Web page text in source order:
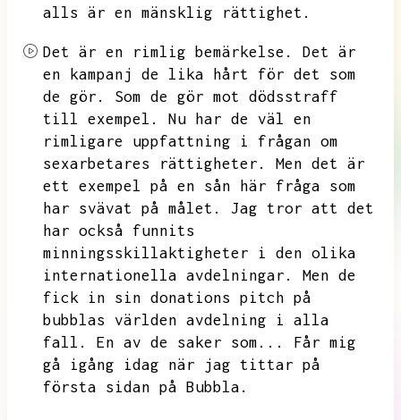
alls är en mänsklig rättighet.
Det är en rimlig bemärkelse.
Det är
en kampanj de lika hårt för det som
de gör.
Som de gör mot dödsstraff
till exempel.
Nu har de väl en
rimligare uppfattning i frågan om
sexarbetares rättigheter.
Men det är
ett exempel på en sån här fråga som
har svävat på målet.
Jag tror att det
har också funnits
minningsskillaktigheter i den olika
internationella avdelningar.
Men de
fick in sin donations pitch på
bubblas världen avdelning i alla
fall.
En av de saker som...
Får mig
gå igång idag när jag tittar på
första sidan på Bubbla.